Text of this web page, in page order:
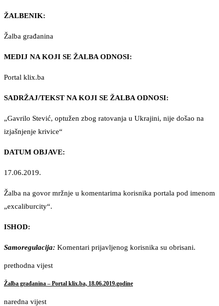
ŽALBENIK:
Žalba građanina
MEDIJ NA KOJI SE ŽALBA ODNOSI:
Portal klix.ba
SADRŽAJ/TEKST NA KOJI SE ŽALBA ODNOSI:
„Gavrilo Stević, optužen zbog ratovanja u Ukrajini, nije došao na
izjašnjenje krivice“
DATUM OBJAVE:
17.06.2019.
Žalba na govor mržnje u komentarima korisnika portala pod imenom
„excaliburcity“.
ISHOD:
Samoregulacija: Komentari prijavljenog korisnika su obrisani.
prethodna vijest
Žalba građanina – Portal klix.ba, 18.06.2019.godine
naredna vijest